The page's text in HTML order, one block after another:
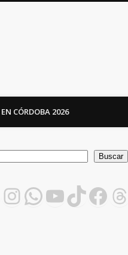
CÓRDOBA 2026
Buscar
Instagram
WhatsApp
YouTube
TikTok